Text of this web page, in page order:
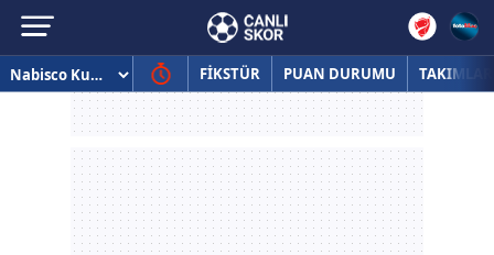
FİKSTÜR PUAN DURUMU TAKIMLAR